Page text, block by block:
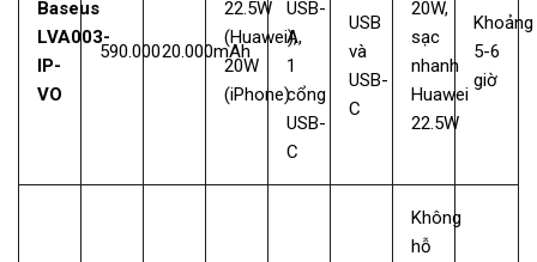
Baseus
LVA003-
IP-
VO
590.00020.000mAh
22.5W
(Huawei),
20W
(iPhone)
USB-
A,
1
cổng
USB-
C
USB
và
USB-
C
20W,
sạc
nhanh
Huawei
22.5W
Khoảng
5-6
giờ
Không
hỗ